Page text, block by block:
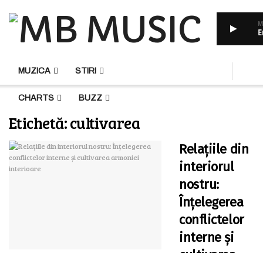
HOME RADIO
MUZICA STIRI
CHARTS BUZZ
Etichetă:cultivarea
Relațiile din
interiorul
nostru:
Înțelegerea
conflictelor
interne și